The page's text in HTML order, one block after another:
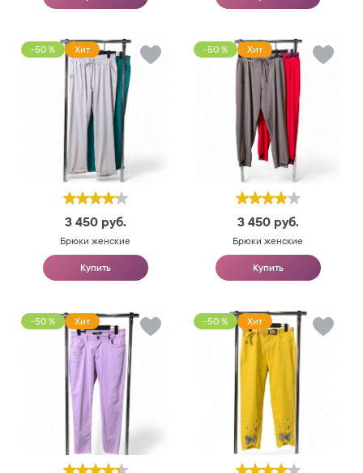
-50 % Хит
3 450 руб.
Брюки женские
Купить
-50 % Хит
3 450 руб.
Брюки женские
Купить
-50 % Хит -50 % Хит